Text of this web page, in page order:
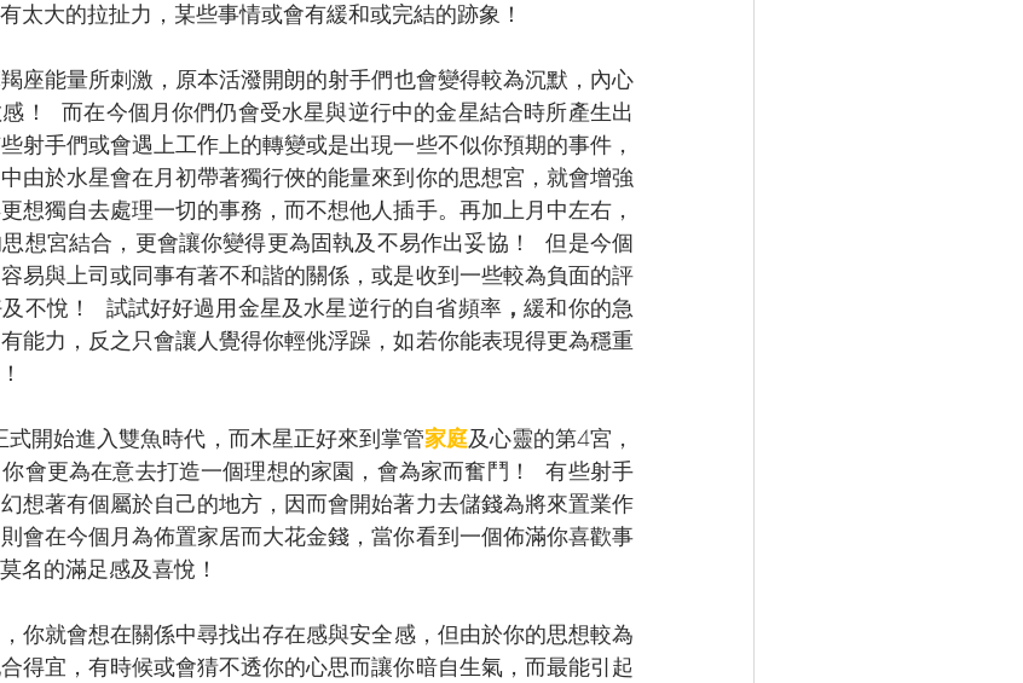
太大的拉扯力，某些事情或會有緩和或完結的跡象！
座能量所刺激，原本活潑開朗的射手們也會變得較為沉默，內心
！  而在今個月你們仍會受水星與逆行中的金星結合時所產生出
射手們或會遇上工作上的轉變或是出現一些不似你預期的事件，
由於水星會在月初帶著獨行俠的能量來到你的思想宮，就會增強
想獨自去處理一切的事務，而不想他人插手。再加上月中左右，
想宮結合，更會讓你變得更為固執及不易作出妥協！  但是今個
易與上司或同事有著不和諧的關係，或是收到一些較為負面的評
不悅！  試試好好過用金星及水星逆行的自省頻率 ，緩和你的急
能力，反之只會讓人覺得你輕佻浮躁，如若你能表現得更為穩重
開始進入雙魚時代，而木星正好來到掌管家庭及心靈的第4宮，
會更為在意去打造一個理想的家園，會為家而奮鬥！  有些射手
想著有個屬於自己的地方，因而會開始著力去儲錢為將來置業作
會在今個月為佈置家居而大花金錢，當你看到一個佈滿你喜歡事
名的滿足感及喜悅！
你就會想在關係中尋找出存在感與安全感，但由於你的思想較為
得宜，有時候或會猜不透你的心思而讓你暗自生氣，而最能引起